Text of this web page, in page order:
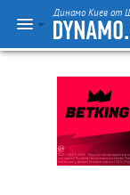
Динамо Киев от